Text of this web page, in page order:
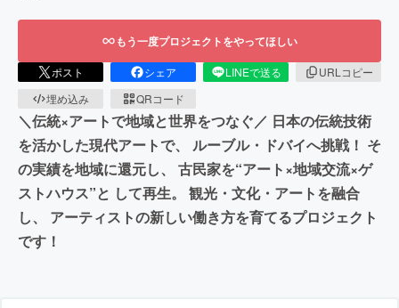
もう一度プロジェクトをやってほしい
ポスト シェア LINEで送る
URLコピー
埋め込み
QRコード
＼伝統×アートで地域と世界をつなぐ／ 日本の伝統技術
を活かした現代アートで、 ルーブル・ドバイへ挑戦！ そ
の実績を地域に還元し、 古民家を“アート×地域交流×ゲ
ストハウス”と して再生。 観光・文化・アートを融合
し、 アーティストの新しい働き方を育てるプロジェクト
です！